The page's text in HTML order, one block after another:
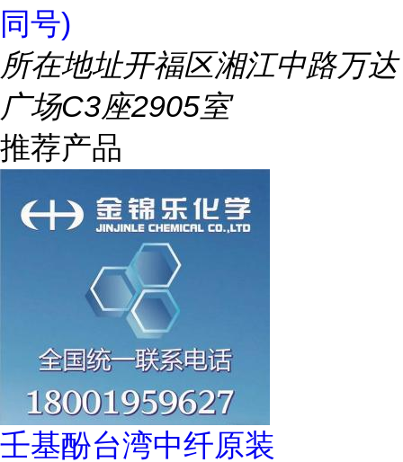
同号)
所在地址开福区湘江中路万达
广场C3座2905室
推荐产品
壬基酚台湾中纤原装